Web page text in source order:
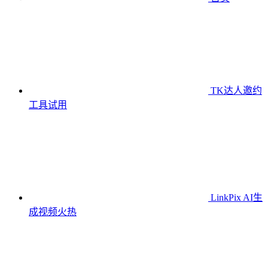
TK达人邀约
工具试用
LinkPix AI生
成视频火热